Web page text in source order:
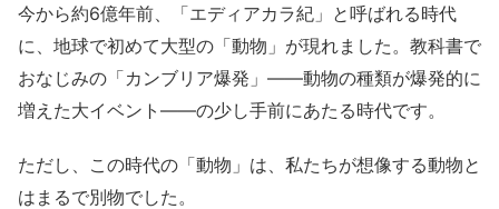
今から約6億年前、「エディアカラ紀」と呼ばれる時代
に、地球で初めて大型の「動物」が現れました。教科書で
おなじみの「カンブリア爆発」――動物の種類が爆発的に
増えた大イベント――の少し手前にあたる時代です。
ただし、この時代の「動物」は、私たちが想像する動物と
はまるで別物でした。